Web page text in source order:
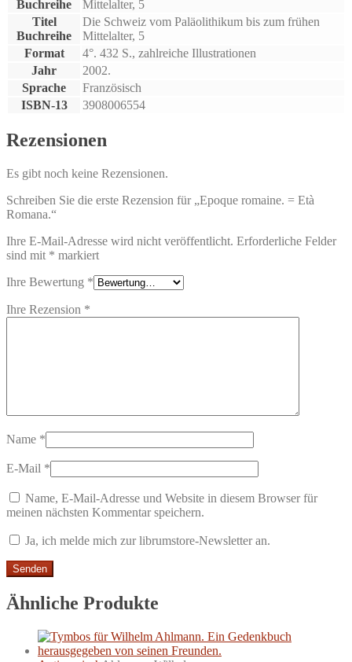
Buchreihe
Mittelalter, 5
Titel
Buchreihe
Die Schweiz vom Paläolithikum bis zum frühen
Mittelalter, 5
Format
4°. 432 S., zahlreiche Illustrationen
Jahr
2002.
Sprache
Französisch
ISBN-13
3908006554
Rezensionen
Es gibt noch keine Rezensionen.
Schreiben Sie die erste Rezension für „Epoque romaine. = Età
Romana.“
Ihre E-Mail-Adresse wird nicht veröffentlicht. Erforderliche Felder
sind mit * markiert
Ihre Bewertung *
Ihre Rezension *
Name *
E-Mail *
Name, E-Mail-Adresse und Website in diesem Browser für
meinen nächsten Kommentar speichern.
Ja, ich melde mich zur librumstore-Newsletter an.
Ähnliche Produkte